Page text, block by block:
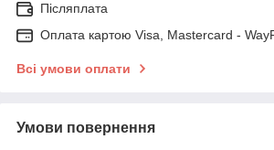
Післяплата
Оплата картою Visa, Mastercard -
Всі умови оплати
Умови повернення